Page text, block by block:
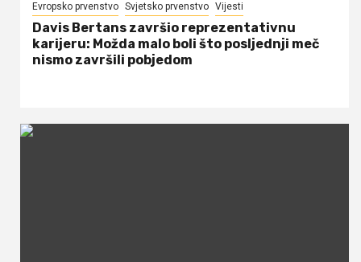
Evropsko prvenstvo Svjetsko prvenstvo Vijesti
Davis Bertans završio reprezentativnu
karijeru: Možda malo boli što posljednji meč
nismo završili pobjedom